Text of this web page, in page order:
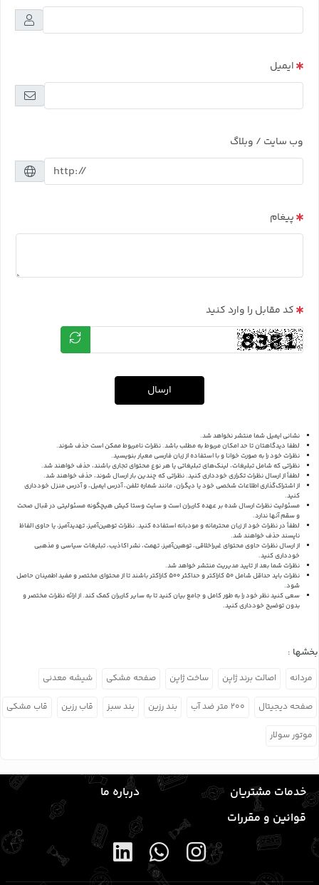
ایمیل
وب سایت / وبلاگ
پیغام
کد مقابل را وارد کنید
ارسال
نشانی ایمیل شما منتشر نخواهد شد.
لطفا دیدگاهتان تا حد امکان مربوط به مطلب باشد. نظرات نامربوط ممکن است حذف شوند.
نظرات خود را به صورت خوانا و با استفاده از زبان فارسی معیار بنویسید.
نظراتی که شامل تبلیغات، لینک‌های تبلیغاتی یا هر نوع محتوای تجاری باشند، حذف خواهند شد.
لطفاً از ارسال نظرات تکراری خودداری کنید. نظراتی که چندین بار ارسال شوند، حذف خواهند شد.
از اشتراک‌گذاری اطلاعات شخصی خود یا دیگران، مانند شماره تلفن، آدرس ایمیل، و آدرس منزل خودداری
کنید.
مسئولیت نظرات ارسال شده بر عهده کاربران است و سایت وستا کیش هیچگونه مسئولیتی در قبال صحت
و سقم آنها ندارد.
لطفاً در نظرات خود از زبان محترمانه و مودبانه استفاده کنید. نظرات توهین‌آمیز، تهدیدآمیز، یا حاوی الفاظ
ناپسند حذف خواهند شد.
از ارسال نظرات حاوی محتوای غیراخلاقی، توهین‌آمیز، تهمت، نشر اکاذیب، تبلیغات سیاسی و مذهبی
خودداری کنید.
نظرات شما بعد از تایید مدیریت منتشر خواهد شد.
نظرات باید حداقل شامل 50 کاراکتر و حداکثر 500 کاراکتر باشند تا از محتوای مختصر و مفید اطمینان حاصل
شود.
سعی کنید نظر خود را به طور کامل و جامع بیان کنید تا به سایر کاربران کمک کند.از ارائه نظرات مختصر و
بدون توضیح خودداری کنید.
بخشها :
مردانه اصالت برند ژاپن ساخت ژاپن صفحه مشکی شیشه معدنی
صفحه دیجیتال ۲۰۰ متر ضد آب بند رزین بند سبز قاب رزین قاب مشکی
موتور سولار
خدمات مشتریان
درباره ما
قوانین و مقررات